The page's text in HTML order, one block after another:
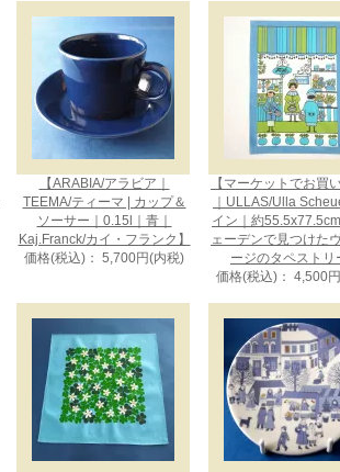
【ARABIA/アラビア｜
TEEMA/ティーマ | カップ＆
ソーサー｜0.15l｜青｜
Kaj.Franck/カイ・フランク】
価格(税込)： 5,700円(内税)
【マーケットでお買
｜ULLAS/Ulla
イン｜約
ェーデンで見つけた
ージのタペストリ
価格(税込)： 4,500